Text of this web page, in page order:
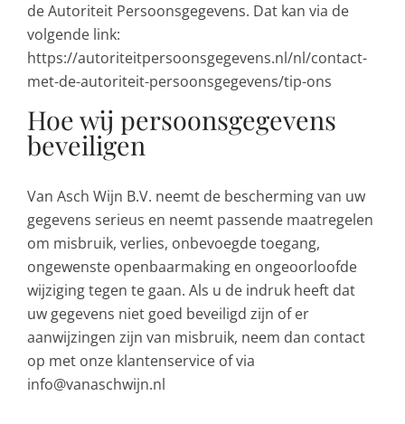
de Autoriteit Persoonsgegevens. Dat kan via de
volgende link:
https://autoriteitpersoonsgegevens.nl/nl/contact-
met-de-autoriteit-persoonsgegevens/tip-ons
Hoe wij persoonsgegevens
beveiligen
Van Asch Wijn B.V. neemt de bescherming van uw
gegevens serieus en neemt passende maatregelen
om misbruik, verlies, onbevoegde toegang,
ongewenste openbaarmaking en ongeoorloofde
wijziging tegen te gaan. Als u de indruk heeft dat
uw gegevens niet goed beveiligd zijn of er
aanwijzingen zijn van misbruik, neem dan contact
op met onze klantenservice of via
info@vanaschwijn.nl